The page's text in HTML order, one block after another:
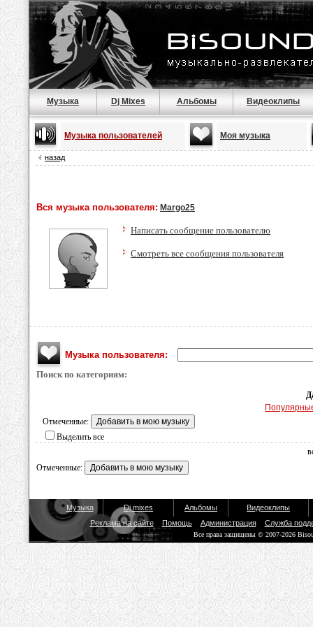
Музыка Dj Mixes Альбомы Видеоклипы
Музыка пользователей Моя музыка
назад
Вся музыка пользователя: Margo25
Написать сообщение пользователю
Смотреть все сообщения пользователя
Музыка пользователя:
Поиск по категориям:
Отмеченные:
Выделить все
Отмеченные:
Музыка Dj mixes Альбомы
Видеоклипы
Реклама на сайте
Помощь Администрация Служба
Все права защищены © 2007-2026